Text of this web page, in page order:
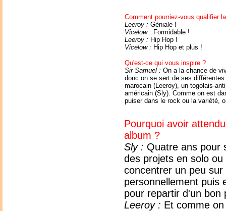
Comment pourriez-vous qualifier
Leeroy : Géniale !
Vicelow : Formidable !
Leeroy : Hip Hop !
Vicelow : Hip Hop et plus !
Qu'est-ce qui vous inspire ?
Sir Samuel : On a la chance de
donc on se sert de ses
marocain (Leeroy), un togolais-
américain (Sly). Comme on est
puiser dans le rock ou la variété,
Pourquoi avoir
album ?
Sly : Quatre ans pour
des projets en solo
concentrer un peu
personnellement puis
pour repartir d'un bon
Leeroy : Et comme